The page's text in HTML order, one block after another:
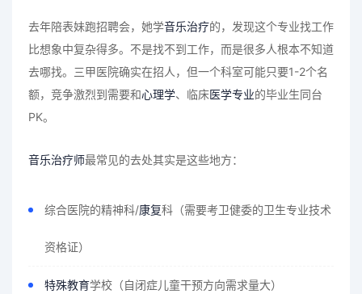
去年陪表妹跑招聘会，她学音乐治疗的，发现这个专业找工作
比想象中复杂得多。不是找不到工作，而是很多人根本不知道
去哪找。三甲医院确实在招人，但一个科室可能只要1-2个名
额，竞争激烈到需要和心理学、临床医学专业的毕业生同台
PK。
音乐治疗师最常见的去处其实是这些地方：
综合医院的精神科/康复科（需要考卫健委的卫生专业技术
资格证）
特殊教育学校（自闭症儿童干预方向需求量大）